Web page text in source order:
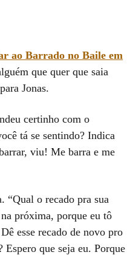
ao Barrado no Baile em
que quer que saia
Jonas.
certinho com o
tá se sentindo? Indica
viu! Me barra e me
“Qual o recado pra sua
próxima, porque eu tô
esse recado de novo pro
Espero que seja eu. Porque